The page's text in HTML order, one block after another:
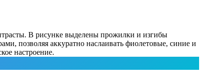
В рисунке выделены прожилки и изгибы
позволяя аккуратно наслаивать фиолетовые, синие и
настроение.